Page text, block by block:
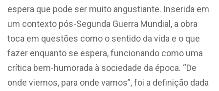
espera que pode ser muito angustiante. Inserida em
um contexto pós-Segunda Guerra Mundial, a obra
toca em questões como o sentido da vida e o que
fazer enquanto se espera, funcionando como uma
crítica bem-humorada à sociedade da época. “De
onde viemos, para onde vamos”, foi a definição dada